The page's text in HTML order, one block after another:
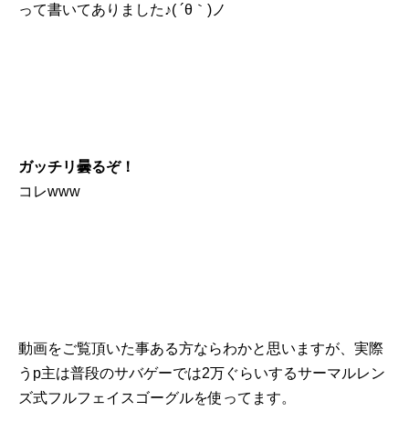
って書いてありました♪( ´θ｀)ノ
ガッチリ曇るぞ！
コレwww
動画をご覧頂いた事ある方ならわかと思いますが、実際
うp主は普段のサバゲーでは2万ぐらいするサーマルレン
ズ式フルフェイスゴーグルを使ってます。